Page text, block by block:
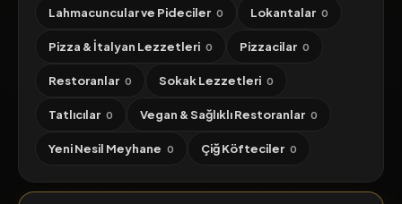
Lahmacuncular ve Pideciler 0 Lokantalar 0
Pizza & İtalyan Lezzetleri 0 Pizzacilar 0
Restoranlar 0 Sokak Lezzetleri 0
Tatlıcılar 0 Vegan & Sağlıklı Restoranlar 0
Yeni Nesil Meyhane 0 Çiğ Köfteciler 0